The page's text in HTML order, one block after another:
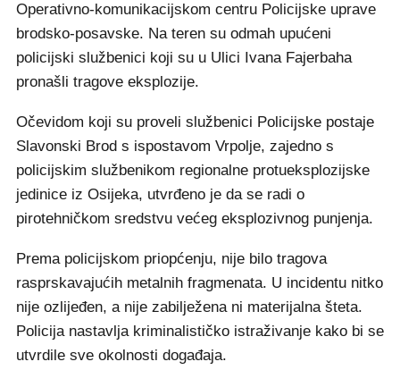
Operativno-komunikacijskom centru Policijske uprave
brodsko-posavske. Na teren su odmah upućeni
policijski službenici koji su u Ulici Ivana Fajerbaha
pronašli tragove eksplozije.
Očevidom koji su proveli službenici Policijske postaje
Slavonski Brod s ispostavom Vrpolje, zajedno s
policijskim službenikom regionalne protueksplozijske
jedinice iz Osijeka, utvrđeno je da se radi o
pirotehničkom sredstvu većeg eksplozivnog punjenja.
Prema policijskom priopćenju, nije bilo tragova
rasprskavajućih metalnih fragmenata. U incidentu nitko
nije ozlijeđen, a nije zabilježena ni materijalna šteta.
Policija nastavlja kriminalističko istraživanje kako bi se
utvrdile sve okolnosti događaja.